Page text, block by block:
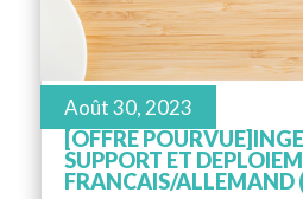
[OFFRE
SUPPORT ET
FRANCAIS/ALLEMAND
Août 30, 2023